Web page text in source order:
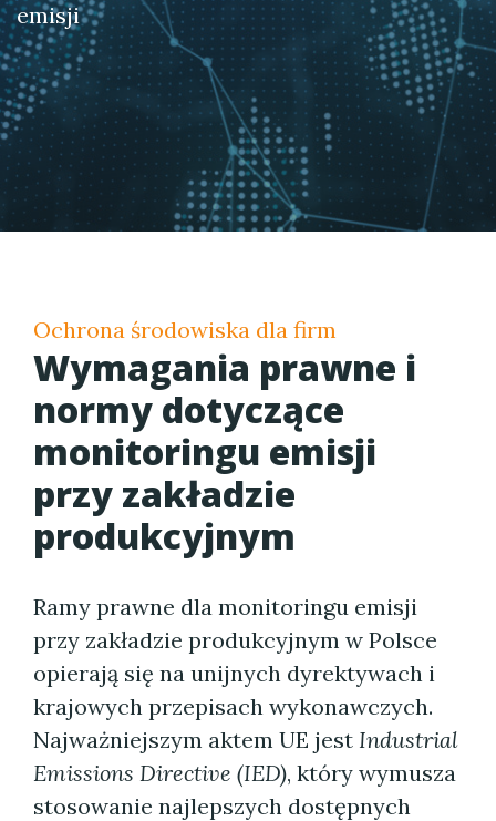
emisji
Ochrona środowiska dla firm
Wymagania prawne i
normy dotyczące
monitoringu emisji
przy zakładzie
produkcyjnym
Ramy prawne dla monitoringu emisji
przy zakładzie produkcyjnym w Polsce
opierają się na unijnych dyrektywach i
krajowych przepisach wykonawczych.
Najważniejszym aktem UE jest Industrial
Emissions Directive (IED), który wymusza
stosowanie najlepszych dostępnych